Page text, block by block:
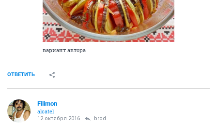
вариант автора
ОТВЕТИТЬ
Filimon
alcatel
12 октября 2016 brod